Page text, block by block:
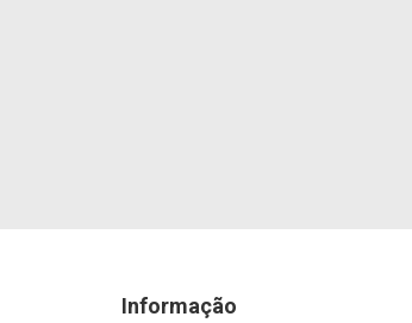
Informação